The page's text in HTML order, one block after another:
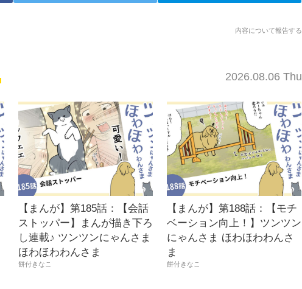
内容について報告する
2026.08.06 Thu
【まんが】第185話：【会話
ストッパー】まんが描き下ろ
し連載♪ ツンツンにゃんさま
ほわほわわんさま
餅付きなこ
【まんが】第188話：【モチ
ベーション向上！】ツンツン
にゃんさま ほわほわわんさ
ま
餅付きなこ